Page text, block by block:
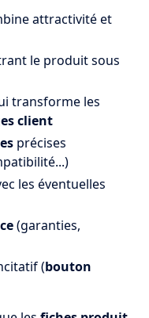
attractivité et
le produit sous
transforme les
client
précises
les éventuelles
(garanties,
(bouton